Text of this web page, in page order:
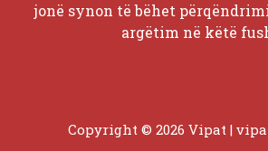
jonë synon të bëhet
argëtim në këtë
Copyright © 2026 Vipat |